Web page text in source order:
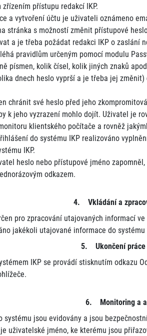
přístupu redakcí IKP.
a vytvoření účtu je uživateli oznámeno
stránka s možností změnit přístupové
a je třeba požádat redakci IKP o zaslání
pravidlům určeným pomocí modulu
písmen, kolik čísel, kolik jiných znaků
dnech heslo vyprší a je třeba jej
chránit své heslo před jeho
k jeho vyzrazení mohlo dojít. Uživatel je
klientského počítače a rovněž
do systému IKP realizováno
IKP.
heslo nebo přístupové jméno
odkazem.
4. Vkládání a
pro zpracování utajovaných informací
jakékoli utajované informace do
5. Ukončení práce
IKP se provádí stisknutím odkazu
6. Monitoring a
systému jsou evidovány a jsou
uživatelské jméno, ke kterému jsou